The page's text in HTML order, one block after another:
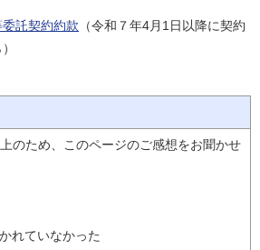
託契約約款 （令和７年4月1日以降に契約
のため、このページのご感想をお聞かせ
れていなかった